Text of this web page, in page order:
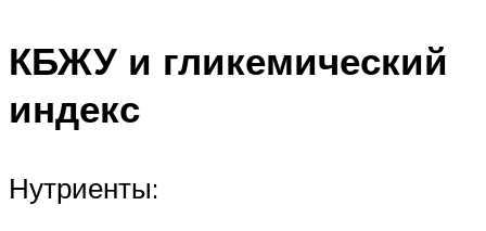
КБЖУ и гликемический
индекс
Нутриенты: